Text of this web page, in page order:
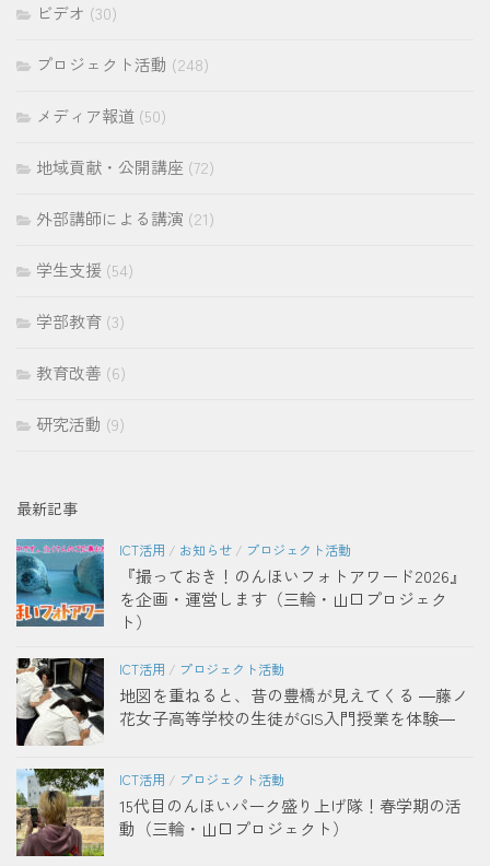
ビデオ (30)
プロジェクト活動 (248)
メディア報道 (50)
地域貢献・公開講座 (72)
外部講師による講演 (21)
学生支援 (54)
学部教育 (3)
教育改善 (6)
研究活動 (9)
最新記事
ICT活用 / お知らせ / プロジェクト活動
『撮っておき！のんほいフォトアワード2026』
を企画・運営します（三輪・山口プロジェク
ト）
ICT活用 / プロジェクト活動
地図を重ねると、昔の豊橋が見えてくる ―藤ノ
花女子高等学校の生徒がGIS入門授業を体験―
ICT活用 / プロジェクト活動
15代目のんほいパーク盛り上げ隊！春学期の活
動（三輪・山口プロジェクト）